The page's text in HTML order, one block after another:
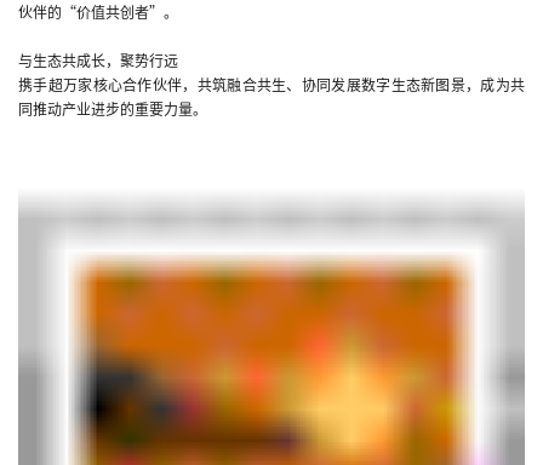
伙伴的“价值共创者”。
与生态共成长，聚势行远
携手超万家核心合作伙伴，共筑融合共生、协同发展数字生态新图景，成为共
同推动产业进步的重要力量。